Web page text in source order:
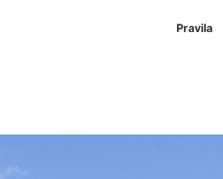
Pravila